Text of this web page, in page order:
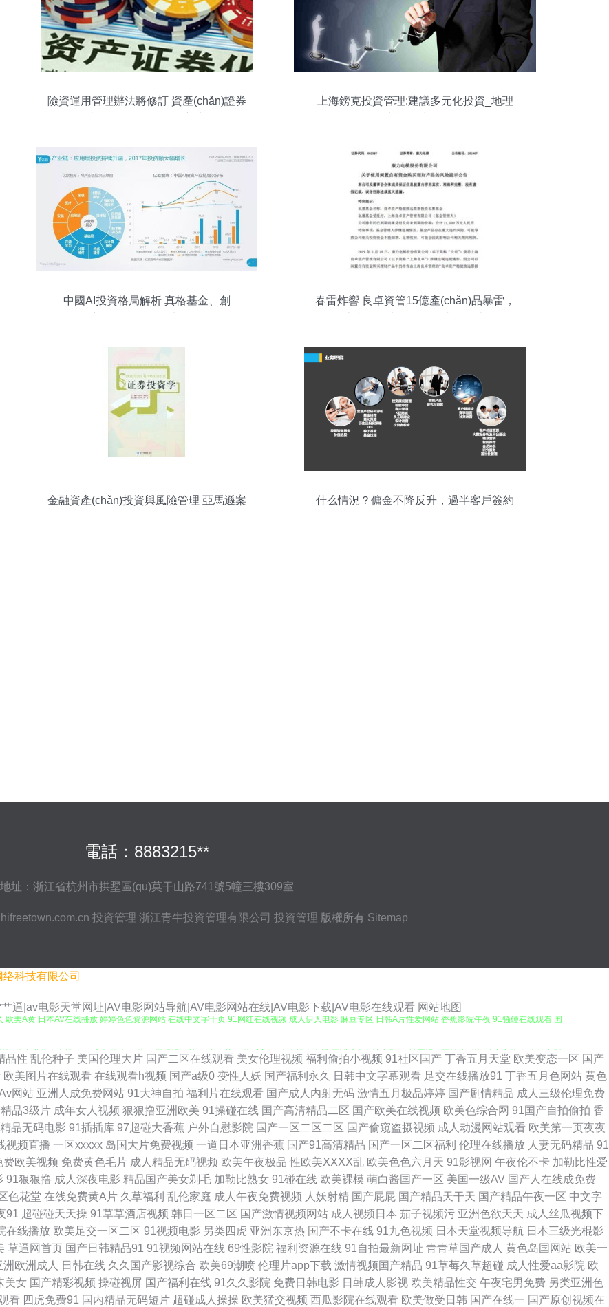
險資運用管理辦法將修訂 資產(chǎn)證券
上海鎊克投資管理:建議多元化投資_地理
中國AI投資格局解析 真格基金、創
春雷炸響 良卓資管15億產(chǎn)品暴雷，
金融資產(chǎn)投資與風險管理 亞馬遜案
什么情況？傭金不降反升，過半客戶簽約
電話：8883215**
地址：浙江省杭州市拱墅區(qū)莫干山路741號5幢三樓309室
投資管理 浙江青牛投資管理有限公司 投資管理 版權所有 Sitemap
科技有限公司
逼|av电影天堂网址|AV电影网站导航|AV电影网站在线|AV电影下载|AV电影在线观看 网站地图
美A黄 日本AV在线播放 婷婷色色资源网站 在线中文字十页 91网红在线视频 成人伊人电影 麻豆专区 日韩A片性爱网站 香蕉影院午夜 91骚碰在线观看 国
产精品日韩欧美 老湿机香蕉久久 日韩成人有码 先锋影院光棍影院 91视频免费网址 草草浮力第一页 国产社区情侣 久久九九 欧美日韩大陆91 日韩A级电
视频 国产网站91 久久97 欧美黄色网 三级片链接 天天久人艹 伊人韩国操 91一桃色 av成人导航 福利午夜理论片 国产区在线不卡9 欧美18区 青青草福利
站 午夜影院岛国 91高清视频 变态另类av 国产精品私 韩国理论av电影 久草综合网 麻豆传媒吴梦梦 欧美色图最新网址 日韩三级中文 91社一区二区 超碰
天肏屄网 亚洲欧美另类人妖 久久夜av 97色色的 国产情侣第一页 久久草2013 欧美日韩肏屄 日韩精品乱 91人妻字幕 超碰地址在线 成人伊人影视 福利社
二区产精品 91桃色入口 肏屄一区二区 豆花入口 韩国美女操逼视频 青青草视频福利 天天国产综合 亚州色图狠狠干 制服丝袜另类 国产91精 精品人妻二
品内射视频 欧美人视频 日韩H小电影 91涩涩网 肏屄福利院 国产男女啪啪视频 久久不射网站 欧美黄a 在线不卡AⅤ 97新网址 肏屄精品一区二区 日韩国国
中文福利深夜 欧美色中色电影 午夜剧场91 91豆花网页 www91黑丝 久久老湿 欧美丝袜性爱 性爱黄色一级网站 91黄在线观看 av操超碰 国产精品1999
品性 乱伦种子 美国伦理大片 国产二区在线观看 美女伦理视频 福利偷拍小视频 91社区国产 丁香五月天堂 欧美变态一区 国产
欧美图片在线观看 在线观看h视频 国产a级0 变性人妖 国产福利永久 日韩中文字幕观看 足交在线播放91 丁香五月色网站 黄色
网站 亚洲人成免费网站 91大神自拍 福利片在线观看 国产成人内射无码 激情五月极品婷婷 国产剧情精品 成人三级伦理免费
品3级片 成年女人视频 狠狠撸亚洲欧美 91操碰在线 国产高清精品二区 国产欧美在线视频 欧美色综合网 91国产自拍偷拍 香
品无码电影 91插插库 97超碰大香蕉 户外自慰影院 国产一区二区二区 国产偷窥盗摄视频 成人动漫网站观看 欧美第一页夜夜
视频直播 一区xxxxx 岛国大片免费视频 一道日本亚洲香蕉 国产91高清精品 国产一区二区福利 伦理在线播放 人妻无码精品 91
费欧美视频 免费黄色毛片 成人精品无码视频 欧美午夜极品 性欧美ⅩⅩⅩⅩ乱 欧美色色六月天 91影视网 午夜伦不卡 加勒比性爱
91狠狠撸 成人深夜电影 精品国产美女剃毛 加勒比熟女 91碰在线 欧美裸模 萌白酱国产一区 美国一级AV 国产人在线成免费
色花堂 在线免费黄A片 久草福利 乱伦家庭 成人午夜免费视频 人妖射精 国产屁屁 国产精品天干天 国产精品午夜一区 中文字
91 超碰碰天天操 91草草酒店视频 韩日一区二区 国产激情视频网站 成人视频日本 茄子视频污 亚洲色欲天天 成人丝瓜视频下
在线播放 欧美足交一区二区 91视频电影 另类四虎 亚洲东京热 国产不卡在线 91九色视频 日本天堂视频导航 日本三级光棍影
草逼网首页 国产日韩精品91 91视频网站在线 69性影院 福利资源在线 91自拍最新网址 青青草国产成人 黄色岛国网站 欧美一
洲欧洲成人 日韩在线 久久国产影视综合 欧美69潮喷 伦理片app下载 激情视频国产精品 91草莓久草超碰 成人性爱aa影院 欧
美女 国产精彩视频 操碰视屏 国产福利在线 91久久影院 免费日韩电影 日韩成人影视 欧美精品性交 午夜宅男免费 另类亚洲色
看 四虎免费91 国内精品无码短片 超碰成人操操 欧美猛交视频 西瓜影院在线观看 欧美做受日韩 国产在线一 国产原创视频在